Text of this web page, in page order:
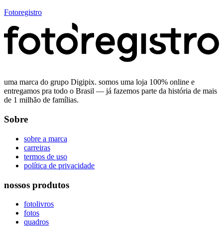
Fotoregistro
uma marca do grupo Digipix. somos uma loja 100% online e
entregamos pra todo o Brasil — já fazemos parte da história de mais
de 1 milhão de famílias.
Sobre
sobre a marca
carreiras
termos de uso
política de privacidade
nossos produtos
fotolivros
fotos
quadros